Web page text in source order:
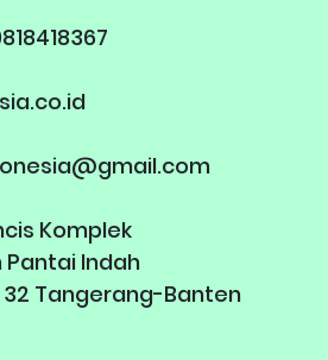
Komplek
Indah
32 Tangerang-Banten